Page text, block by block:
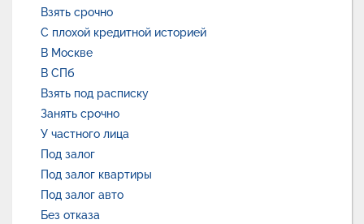
Взять срочно
С плохой кредитной историей
В Москве
В СПб
Взять под расписку
Занять срочно
У частного лица
Под залог
Под залог квартиры
Под залог авто
Без отказа